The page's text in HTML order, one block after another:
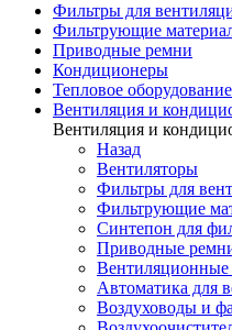
Фильтры для
Фильтрующие
Приводные ремни
Кондиционеры
Тепловое оборудование
Вентиляция и
Вентиляция и
Назад
Вентиляторы
Фильтры для
Фильтрующие
Синтепон для
Приводные
Вентиляционные
Автоматика для
Воздуховоды и